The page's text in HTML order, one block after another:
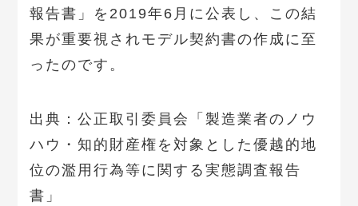
報告書」を2019年6月に公表し、この結
果が重要視されモデル契約書の作成に至
ったのです。
出典：公正取引委員会「製造業者のノウ
ハウ・知的財産権を対象とした優越的地
位の濫用行為等に関する実態調査報告
書」